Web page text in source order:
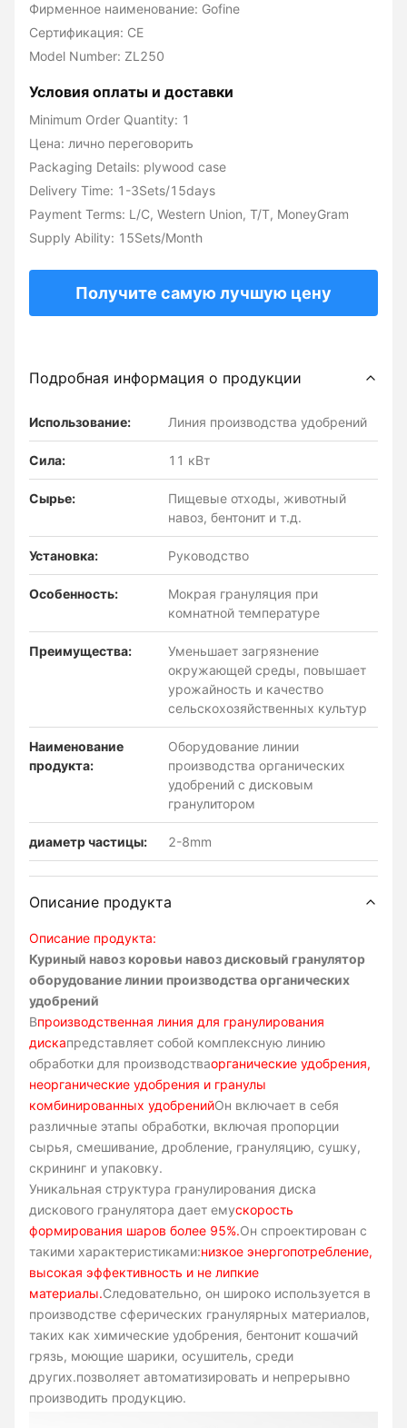
Фирменное наименование: Gofine
Сертификация: CE
Model Number: ZL250
Условия оплаты и доставки
Minimum Order Quantity: 1
Цена: лично переговорить
Packaging Details: plywood case
Delivery Time: 1-3Sets/15days
Payment Terms: L/C, Western Union, T/T, MoneyGram
Supply Ability: 15Sets/Month
Получите самую лучшую цену
Подробная информация о продукции
Использование: Линия производства удобрений
Сила: 11 кВт
Сырье:
Пищевые отходы, животный
навоз, бентонит и т.д.
Установка: Руководство
Особенность:
Мокрая грануляция при
комнатной температуре
Преимущества:
Уменьшает загрязнение
окружающей среды, повышает
урожайность и качество
сельскохозяйственных культур
Наименование
продукта:
Оборудование линии
производства органических
удобрений с дисковым
гранулитором
диаметр частицы: 2-8mm
Описание продукта
Описание продукта:
Куриный навоз коровьи навоз дисковый гранулятор
оборудование линии производства органических
удобрений
Впроизводственная линия для гранулирования
дискапредставляет собой комплексную линию
обработки для производстваорганические удобрения,
неорганические удобрения и гранулы
комбинированных удобренийОн включает в себя
различные этапы обработки, включая пропорции
сырья, смешивание, дробление, грануляцию, сушку,
скрининг и упаковку.
Уникальная структура гранулирования диска
дискового гранулятора дает емускорость
формирования шаров более 95%.Он спроектирован с
такими характеристиками:низкое энергопотребление,
высокая эффективность и не липкие
материалы.Следовательно, он широко используется в
производстве сферических гранулярных материалов,
таких как химические удобрения, бентонит кошачий
грязь, моющие шарики, осушитель, среди
других.позволяет автоматизировать и непрерывно
производить продукцию.